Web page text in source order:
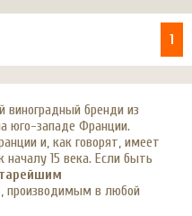
1
виноградный бренди из
юго-западе Франции.
и, как говорят, имеет
15 века. Если быть
, производимым в любой